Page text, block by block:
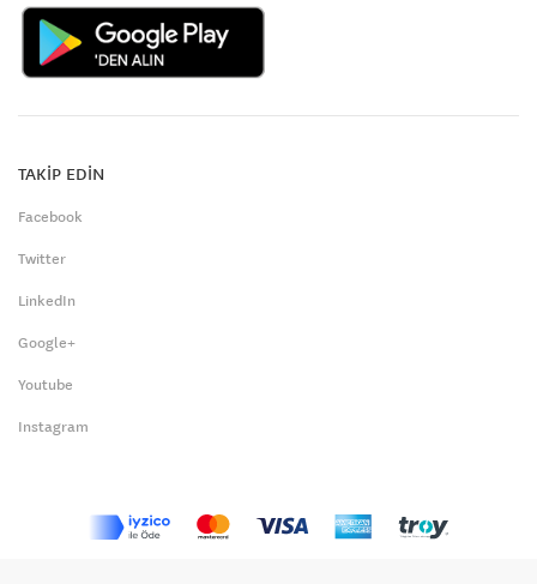
TAKİP EDİN
Facebook
Twitter
LinkedIn
Google+
Youtube
Instagram